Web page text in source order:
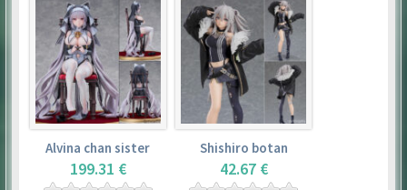
Alvina chan sister
199.31 €
Shishiro botan
42.67 €